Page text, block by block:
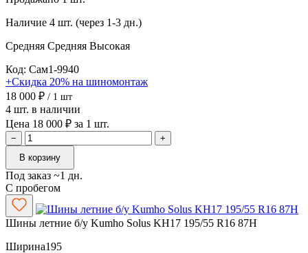
Наличие 4 шт. (через 1-3 дн.)
Средняя Средняя Высокая
Код: Сам1-9940
+Скидка 20% на шиномонтаж
18 000 ₽ / 1 шт
4 шт. в наличии
Цена 18 000 ₽ за 1 шт.
−
+
В корзину
Под заказ ~1 дн.
С пробегом
Шины летние б/у Kumho Solus KH17 195/55 R16 87H
Ширина195